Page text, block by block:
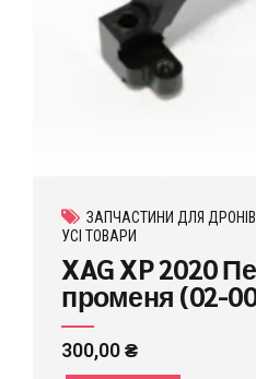
ЗАПЧАСТИНИ ДЛЯ ДРОНІВ
УСІ ТОВАРИ
XAG XP 2020
променя (02-
300,00₴